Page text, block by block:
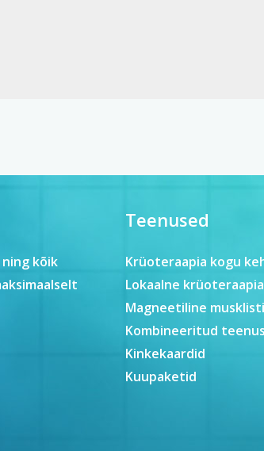
kõik
Teenused
Krüoteraapia kogu
Lokaalne krüoteraapia
Magneetiline
Kombineeritud
Kinkekaardid
Kuupaketid